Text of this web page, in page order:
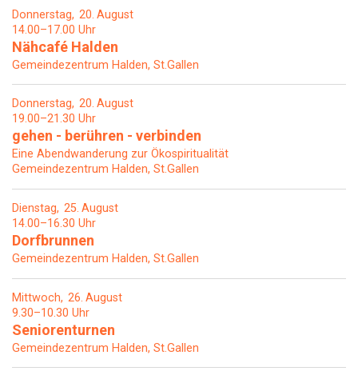
Donnerstag 20 August
14.00–17.00 Uhr
Nähcafé Halden
Gemeindezentrum Halden, St.Gallen
Donnerstag 20 August
19.00–21.30 Uhr
gehen - berühren - verbinden
Eine Abendwanderung zur Ökospiritualität
Gemeindezentrum Halden, St.Gallen
Dienstag 25 August
14.00–16.30 Uhr
Dorfbrunnen
Gemeindezentrum Halden, St.Gallen
Mittwoch 26 August
9.30–10.30 Uhr
Seniorenturnen
Gemeindezentrum Halden, St.Gallen